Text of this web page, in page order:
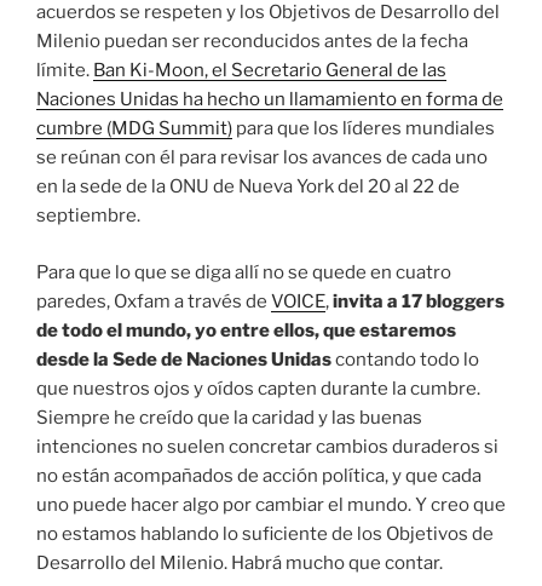
acuerdos se respeten y los Objetivos de Desarrollo del
Milenio puedan ser reconducidos antes de la fecha
límite. Ban Ki-Moon, el Secretario General de las
Naciones Unidas ha hecho un llamamiento en forma de
cumbre (MDG Summit) para que los líderes mundiales
se reúnan con él para revisar los avances de cada uno
en la sede de la ONU de Nueva York del 20 al 22 de
septiembre.
Para que lo que se diga allí no se quede en cuatro
paredes, Oxfam a través de VOICE,invita a 17 bloggers
de todo el mundo, yo entre ellos, que estaremos
desde la Sede de Naciones Unidascontando todo lo
que nuestros ojos y oídos capten durante la cumbre.
Siempre he creído que la caridad y las buenas
intenciones no suelen concretar cambios duraderos si
no están acompañados de acción política, y que cada
uno puede hacer algo por cambiar el mundo. Y creo que
no estamos hablando lo suficiente de los Objetivos de
Desarrollo del Milenio. Habrá mucho que contar.